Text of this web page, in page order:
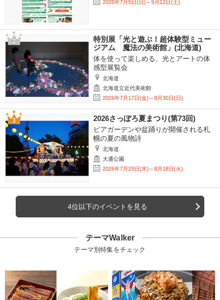
2026年7月5日(日)～9月12日(土)
特別展「光と遊ぶ！超体験型ミュー
ジアム 魔法の美術館」(北海道)
体を使って楽しめる、光とアートの体
感型展覧会
北海道
北海道立近代美術館
2026年7月17日(金)～8月30日(日)
2026さっぽろ夏まつり(第73回)
ビアガーデンや盆踊りが開催される札
幌の夏の風物詩
北海道
大通公園
2026年7月23日(木)～8月18日(火)
4位以下のイベントを見る
テーマWalker
テーマ別特集をチェック